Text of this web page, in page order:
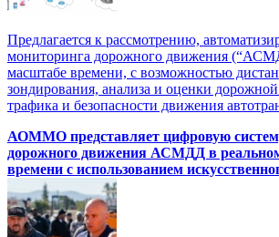
Предлагается к рассмотрению,
мониторинга дорожного движения
масштабе времени, с возможностью
зондирования, анализа и оценки
трафика и безопасности движения
АОММО представляет цифровую
дорожного движения АСМДД в
времени с использованием